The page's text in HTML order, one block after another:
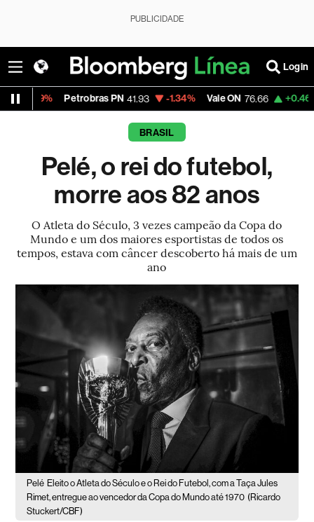
PUBLICIDADE
Login
Petrobras PN 41.93 -1.34% Vale ON 76.66 +0.46% Itaú PN
BRASIL
Pelé, o rei do futebol,
morre aos 82 anos
O Atleta do Século, 3 vezes campeão da Copa do
Mundo e um dos maiores esportistas de todos os
tempos, estava com câncer descoberto há mais de um
ano
Pelé Eleito o Atleta do Século e o Rei do Futebol, com a Taça Jules
Rimet, entregue ao vencedor da Copa do Mundo até 1970 (Ricardo
Stuckert/CBF)